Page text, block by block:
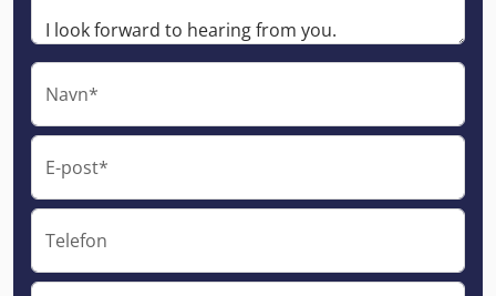
Navn*
E-post*
Telefon